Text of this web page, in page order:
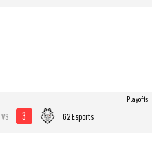
vs 3 G2 Esports
Playoffs